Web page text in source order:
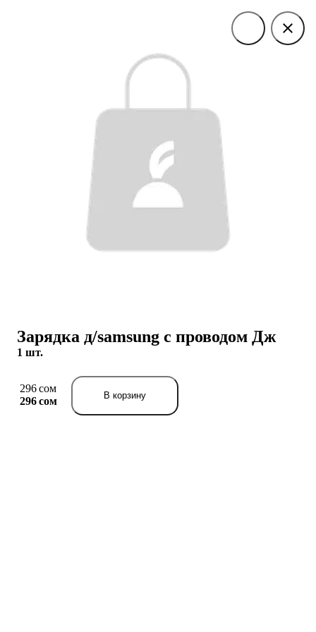
Зарядка д/samsung с проводом Дж
1 шт.
296 сом
296 сом
В корзину